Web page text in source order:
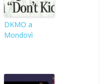
DKMO a
Mondovì